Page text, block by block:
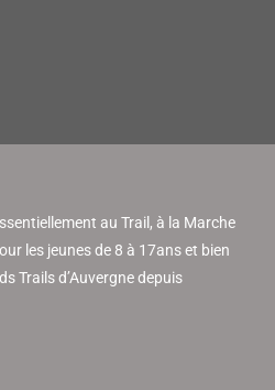
au Trail, à la Marche
les jeunes de 8 à 17ans et bien
Trails d’Auvergne depuis